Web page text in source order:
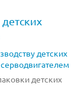
детских
детских